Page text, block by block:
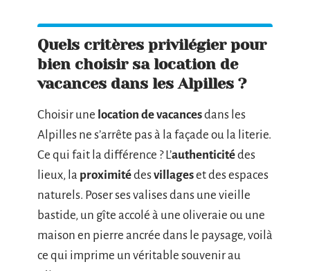
Quels critères privilégier pour
bien choisir sa location de
vacances dans les Alpilles ?
Choisir une location de vacancesdans les
Alpilles ne s’arrête pas à la façade ou la literie.
Ce qui fait la différence ? L’authenticitédes
lieux, la proximitédesvillageset des espaces
naturels. Poser ses valises dans une vieille
bastide, un gîte accolé à une oliveraie ou une
maison en pierre ancrée dans le paysage, voilà
ce qui imprime un véritable souvenir au